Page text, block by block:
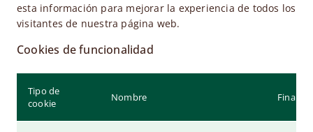
esta información para mejorar la experiencia de todos los
visitantes de nuestra página web.
Cookies de funcionalidad
Tipo de
cookie
Nombre